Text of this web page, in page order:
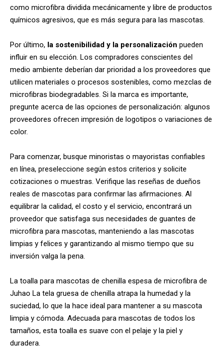
como microfibra dividida mecánicamente y libre de productos
químicos agresivos, que es más segura para las mascotas.
Por último, la sostenibilidad y la personalización pueden
influir en su elección. Los compradores conscientes del
medio ambiente deberían dar prioridad a los proveedores que
utilicen materiales o procesos sostenibles, como mezclas de
microfibras biodegradables. Si la marca es importante,
pregunte acerca de las opciones de personalización: algunos
proveedores ofrecen impresión de logotipos o variaciones de
color.
Para comenzar, busque minoristas o mayoristas confiables
en línea, preseleccione según estos criterios y solicite
cotizaciones o muestras. Verifique las reseñas de dueños
reales de mascotas para confirmar las afirmaciones. Al
equilibrar la calidad, el costo y el servicio, encontrará un
proveedor que satisfaga sus necesidades de guantes de
microfibra para mascotas, manteniendo a las mascotas
limpias y felices y garantizando al mismo tiempo que su
inversión valga la pena.
La toalla para mascotas de chenilla espesa de microfibra de
Juhao La tela gruesa de chenilla atrapa la humedad y la
suciedad, lo que la hace ideal para mantener a su mascota
limpia y cómoda. Adecuada para mascotas de todos los
tamaños, esta toalla es suave con el pelaje y la piel y
duradera.